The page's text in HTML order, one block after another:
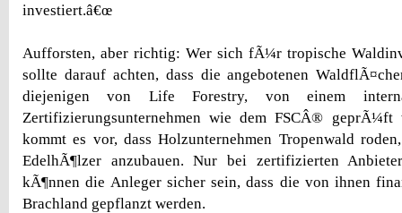
investiert.â€œ
Aufforsten, aber richtig: Wer sich fÃ¼r tropische
sollte darauf achten, dass die angebotenen
diejenigen von Life Forestry, von einem
Zertifizierungsunternehmen wie dem FSCÂ® geprÃ¼ft
kommt es vor, dass Holzunternehmen Tropenwald
EdelhÃ¶lzer anzubauen. Nur bei zertifizierten
kÃ¶nnen die Anleger sicher sein, dass die von ihnen
Brachland gepflanzt werden.